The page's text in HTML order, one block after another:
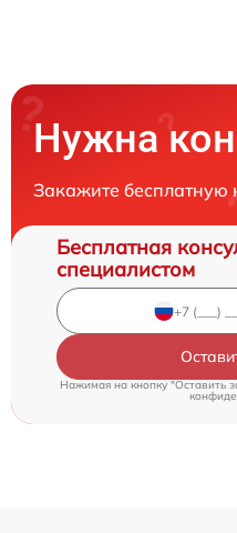
Нужна
Закажите бесплатную
Бесплатная
специалистом
Нажимая на кнопку "Оставить